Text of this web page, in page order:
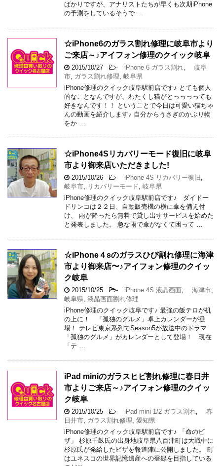
ばかりですが、アナリストたちが早くも次期iPhone
の予測をしているそうで …
☆iPhone6のガラス割れ修理に岐阜市より
ご来店～♪アイフォン修理のクイック岐阜
2015/10/27 - iPhone 6 ガラス割れ,
岐阜
市, ガラス割れ修理, 岐阜県
iPhone修理のクイック岐阜駅前店です♪ とても個人
的なことなんですが、わたくし猫がとっっっっても
好きなんです！！ ということで今日は可愛い猫ちゃ
んの動画を紹介します♪ 自分からうさぎのかぶり物
をか …
☆iPhone4Sリカバリーモード復旧に岐阜
市より御来店いただきました!
2015/10/26 - iPhone 4S リカバリー復旧 ,
岐阜市, リカバリーモード, 岐阜県
iPhone修理のクイック岐阜駅前店です♪ ダイドー
ドリンコは２２日、自動販売機の横に傘を備え付
け、 雨が降ったら無料で貸し出すサービスを始めた
と発表しました。 急な雨で傘がなくて困って …
☆iPhone４sのガラスひび割れ修理に海津
市より御来店〜♪アイフォン修理のクイッ
ク岐阜
2015/10/25 - iPhone 4S 液晶画面, 海津市,
岐阜県, 液晶画面割れ修理
iPhone修理のクイック岐阜です♪ 最強の飯テロが机
の上に！ 「孤独のグルメ」卓上カレンダーが登
場！ テレビ東京系列でSeason5が放送中のドラマ
「孤独のグルメ」がカレンダーとして登場！ 現在
「テ …
iPad miniのガラスヒビ割れ修理に春日井
市よりご来店～♪アイフォン修理のクイッ
ク岐阜
2015/10/25 - iPad mini 1/2 ガラス割れ,
春
日井市, ガラス割れ修理, 愛知県
iPhone修理のクイック岐阜駅前店です♪ 「命のビ
ザ」 杉原千畝氏の出身地岐阜県八百津町は大戦中に
杉原氏が発給したビザを報道陣に公開しました。 町
はユネスコの世界記憶遺産への登録を目指している